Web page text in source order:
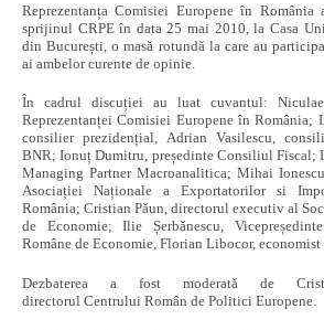
Reprezentanța Comisiei Europene în România
sprijinul CRPE în data 25 mai 2010, la Casa
din București, o masă rotundă la care au
ai ambelor curente de opinie.
În cadrul discuției au luat cuvantul:
Reprezentanței Comisiei Europene în România;
consilier prezidențial, Adrian Vasilescu,
BNR; Ionuț Dumitru, președinte Consiliul Fiscal;
Managing Partner Macroanalitica; Mihai
Asociației Naționale a Exportatorilor si
România; Cristian Păun, directorul executiv al
de Economie; Ilie Șerbănescu,
Române de Economie, Florian Libocor, economist
Dezbaterea a fost moderată de
directorul Centrului Român de Politici Europene.